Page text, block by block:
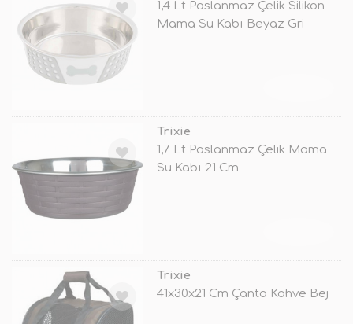
1,4 Lt Paslanmaz Çelik Silikon
Mama Su Kabı Beyaz Gri
Trixie
1,7 Lt Paslanmaz Çelik Mama
Su Kabı 21 Cm
Trixie
41x30x21 Cm Çanta Kahve Bej